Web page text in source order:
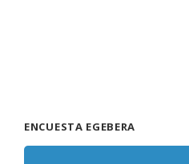
ENCUESTA EGEBERA